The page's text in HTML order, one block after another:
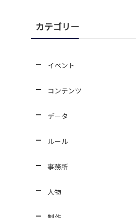
カテゴリー
イベント
コンテンツ
データ
ルール
事務所
人物